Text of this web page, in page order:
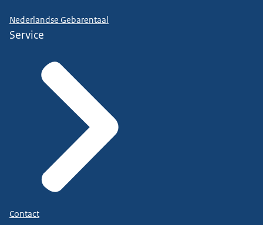
Nederlandse Gebarentaal
Service
Contact